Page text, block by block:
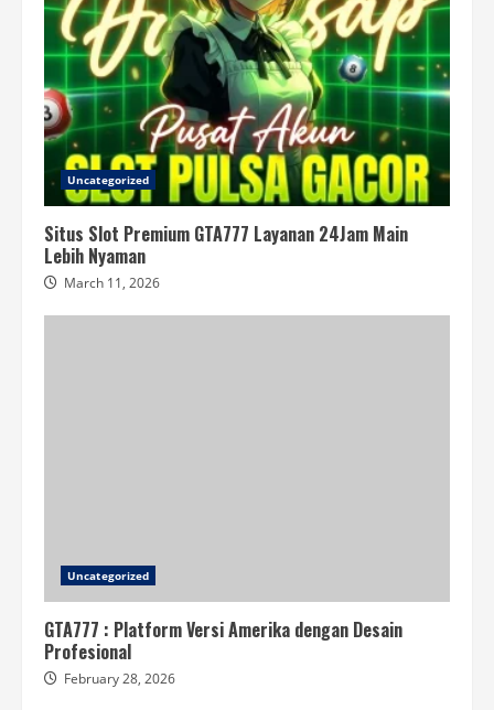
Uncategorized
Situs Slot Premium GTA777 Layanan 24Jam Main
Lebih Nyaman
March 11, 2026
Uncategorized
GTA777 : Platform Versi Amerika dengan Desain
Profesional
February 28, 2026